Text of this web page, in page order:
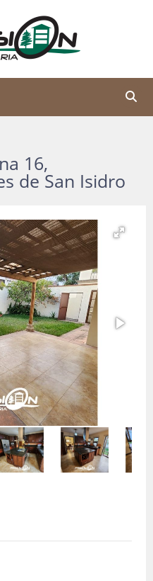
16,
de San Isidro